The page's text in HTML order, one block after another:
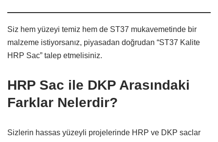
Siz hem yüzeyi temiz hem de ST37 mukavemetinde bir
malzeme istiyorsanız, piyasadan doğrudan “ST37 Kalite
HRP Sac” talep etmelisiniz.
HRP Sac ile DKP Arasındaki
Farklar Nelerdir?
Sizlerin hassas yüzeyli projelerinde HRP ve DKP saclar